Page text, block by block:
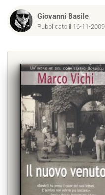
Giovanni Basile
Pubblicato il 16-11-2009